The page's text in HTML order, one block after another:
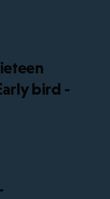
bird -